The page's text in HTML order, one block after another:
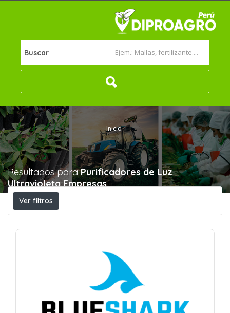
Buscar
Inicio
Resultados paraPurificadores de Luz
Ultravioleta Empresas
Ver filtros